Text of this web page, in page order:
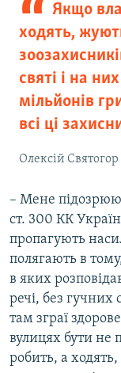
Якщо
ходять,
святі і на
мільйонів
всі ці
Олексій Святогор
– Мене
ст. 300 КК
пропагують
полягають в
в яких
речі, без гучних
там зграї
вулицях бути не
робить, а